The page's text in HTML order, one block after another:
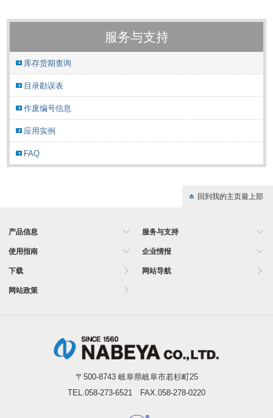
服务与支持
库存货期查询
目录勘误表
作废编号信息
应用实例
FAQ
回到我的主页最上部
产品信息 服务与支持
使用指南 企业情报
下载 网站导航
网站政策
〒500-8743 岐阜県岐阜市若杉町25
TEL.058-273-6521 FAX.058-278-0220